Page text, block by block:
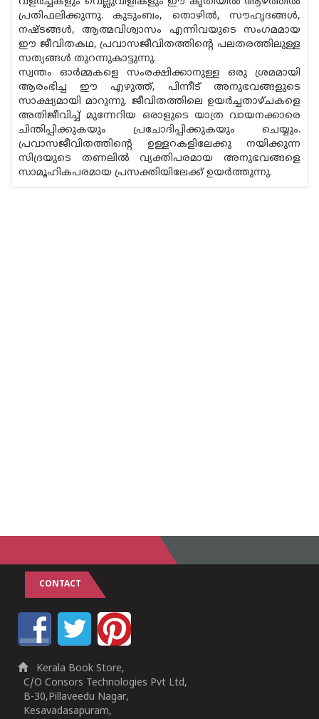
പ്രതിഫലിക്കുന്നു. കുടുംബം, തൊഴില്‍, സൗഹൃദങ്ങള്‍,
നഷ്ടങ്ങള്‍, ആത്മവിശ്വാസം എന്നിവയുടെ സംഗമമായ
ഈ ജീവിതകഥ, പ്രവാസജീവിതത്തിന്റെ പലതരത്തിലുള്ള
സത്യങ്ങള്‍ തുറന്നുകാട്ടുന്നു.
സ്വന്തം ഓര്‍മ്മകളെ സംരക്ഷിക്കാനുള്ള ഒരു ശ്രമമായി
ആരംഭിച്ച ഈ എഴുത്ത്, പിന്നീട് അനുഭവങ്ങളുടെ
സാക്ഷ്യമായി മാറുന്നു. ജീവിതത്തിലെ ഉയര്‍ച്ചതാഴ്ചകളെ
അതിജീവിച്ച് മുന്നേറിയ ഒരാളുടെ യാത്ര വായനക്കാരെ
ചിന്തിപ്പിക്കുകയും പ്രചോദിപ്പിക്കുകയും ചെയ്യും.
പ്രവാസജീവിതത്തിന്റെ ഉള്ളറകളിലേക്കു നയിക്കുന്ന
സിദ്രയുടെ തണലില്‍ വ്യക്തിപരമായ അനുഭവങ്ങളെ
സാമൂഹികപരമായ പ്രസക്തിയിലേക്ക് ഉയര്‍ത്തുന്നു.
CONTACT
Kerala Book Store,
C/O Consors Technologies Pvt Ltd,
B-30,Pillaveedu Nagar,
Kesavadasapuram,